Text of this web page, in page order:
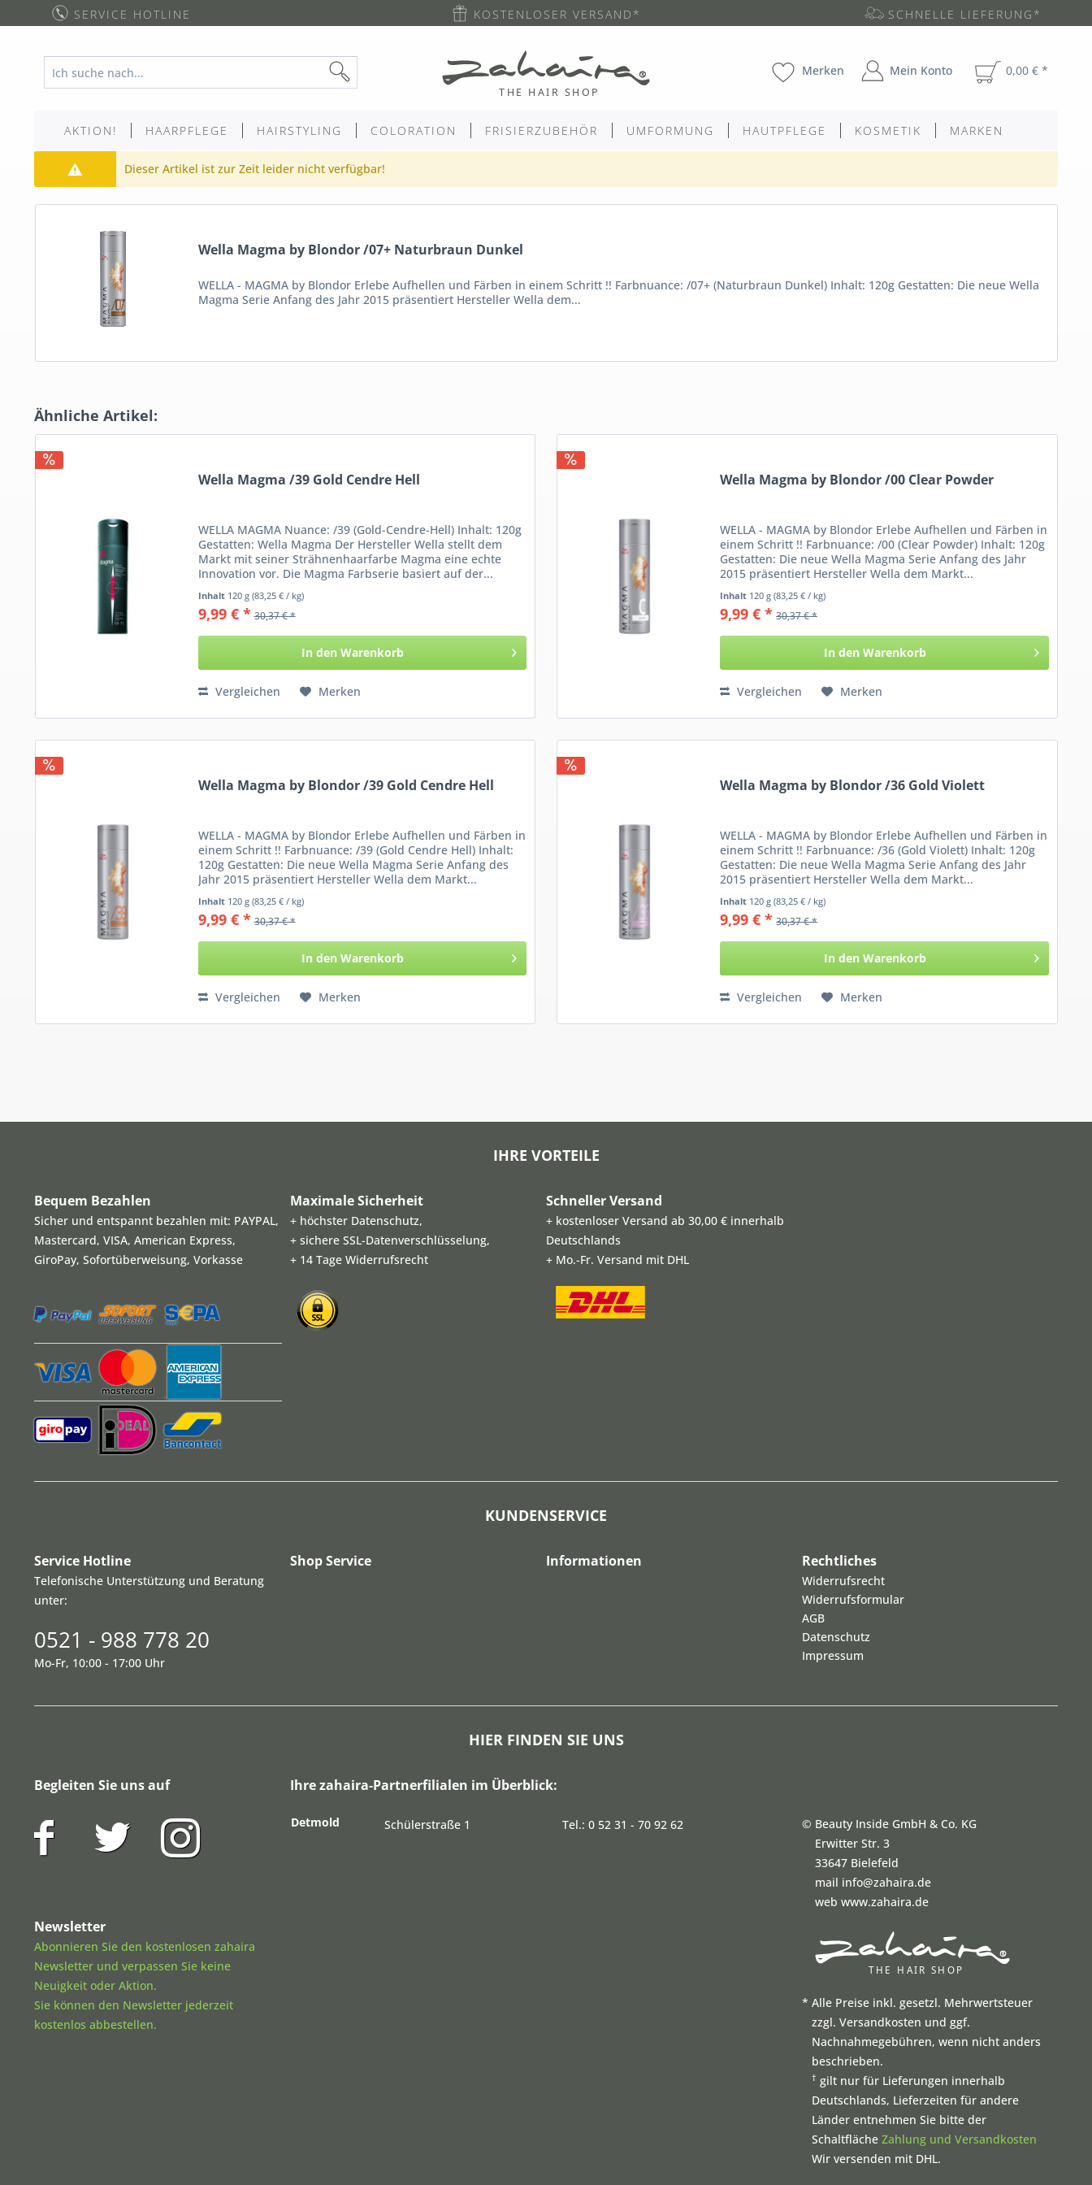
SERVICE HOTLINE KOSTENLOSER VERSAND* SCHNELLE LIEFERUNG*
Merken Mein Konto 0,00 € *
AKTION! HAARPFLEGE HAIRSTYLING COLORATION FRISIERZUBEHÖR UMFORMUNG HAUTPFLEGE KOSMETIK MARKEN
Dieser Artikel ist zur Zeit leider nicht verfügbar!
Wella Magma by Blondor /07+ Naturbraun Dunkel
WELLA - MAGMA by Blondor Erlebe Aufhellen und Färben in einem Schritt !! Farbnuance: /07+ (Naturbraun Dunkel) Inhalt: 120g Gestatten: Die neue Wella
Magma Serie Anfang des Jahr 2015 präsentiert Hersteller Wella dem...
Ähnliche Artikel:
Wella Magma /39 Gold Cendre Hell
WELLA MAGMA Nuance: /39 (Gold-Cendre-Hell) Inhalt: 120g
Gestatten: Wella Magma Der Hersteller Wella stellt dem
Markt mit seiner Strähnenhaarfarbe Magma eine echte
Innovation vor. Die Magma Farbserie basiert auf der...
Inhalt 120 g (83,25 € / kg)
9,99 € * 30,37 € *
In den Warenkorb
Vergleichen Merken
Wella Magma by Blondor /00 Clear Powder
WELLA - MAGMA by Blondor Erlebe Aufhellen und Färben in
einem Schritt !! Farbnuance: /00 (Clear Powder) Inhalt: 120g
Gestatten: Die neue Wella Magma Serie Anfang des Jahr
2015 präsentiert Hersteller Wella dem Markt...
Inhalt 120 g(83,25 € / kg)
9,99 € * 30,37 € *
In den Warenkorb
Vergleichen Merken
Wella Magma by Blondor /39 Gold Cendre Hell
WELLA - MAGMA by Blondor Erlebe Aufhellen und Färben in
einem Schritt !! Farbnuance: /39 (Gold Cendre Hell) Inhalt:
120g Gestatten: Die neue Wella Magma Serie Anfang des
Jahr 2015 präsentiert Hersteller Wella dem Markt...
Inhalt 120 g (83,25 € / kg)
9,99 € * 30,37 € *
In den Warenkorb
Vergleichen Merken
Wella Magma by Blondor /36 Gold Violett
WELLA - MAGMA by Blondor Erlebe Aufhellen und Färben in
einem Schritt !! Farbnuance: /36 (Gold Violett) Inhalt: 120g
Gestatten: Die neue Wella Magma Serie Anfang des Jahr
2015 präsentiert Hersteller Wella dem Markt...
Inhalt 120 g(83,25 € / kg)
9,99 € * 30,37 € *
In den Warenkorb
Vergleichen Merken
IHRE VORTEILE
Bequem Bezahlen
Sicher und entspannt bezahlen mit: PAYPAL,
Mastercard, VISA, American Express,
GiroPay, Sofortüberweisung, Vorkasse
Maximale Sicherheit
+ höchster Datenschutz,
+ sichere SSL-Datenverschlüsselung,
+ 14 Tage Widerrufsrecht
Schneller Versand
+ kostenloser Versand ab 30,00 € innerhalb
Deutschlands
+ Mo.-Fr. Versand mit DHL
KUNDENSERVICE
Service Hotline
Telefonische Unterstützung und Beratung
unter:
0521 - 988 778 20
Mo-Fr, 10:00 - 17:00 Uhr
Shop Service Informationen Rechtliches
Widerrufsrecht
Widerrufsformular
AGB
Datenschutz
Impressum
HIER FINDEN SIE UNS
Begleiten Sie uns auf
Newsletter
Abonnieren Sie den kostenlosen zahaira
Newsletter und verpassen Sie keine
Neuigkeit oder Aktion.
Sie können den Newsletter jederzeit
kostenlos abbestellen.
Ihre zahaira-Partnerfilialen im Überblick:
Detmold Schülerstraße 1 Tel.: 0 52 31 - 70 92 62 © Beauty Inside GmbH & Co. KG
Erwitter Str. 3
33647 Bielefeld
mail info@zahaira.de
web www.zahaira.de
* Alle Preise inkl. gesetzl. Mehrwertsteuer
zzgl. Versandkosten und ggf.
Nachnahmegebühren, wenn nicht anders
beschrieben.
† gilt nur für Lieferungen innerhalb
Deutschlands, Lieferzeiten für andere
Länder entnehmen Sie bitte der
Schaltfläche Zahlung und Versandkosten
Wir versenden mit DHL.